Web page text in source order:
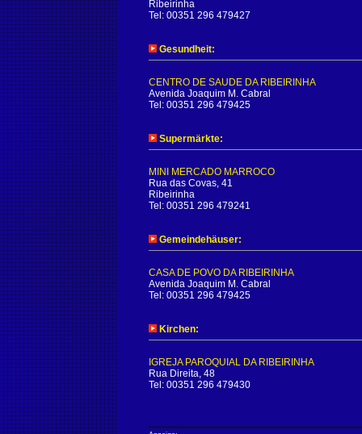
Ribeirinha
Tel: 00351 296 479427
Gesundheit:
CENTRO DE SAUDE DA RIBEIRINHA
Avenida Joaquim M. Cabral
Tel: 00351 296 479425
Supermärkte:
MINI MERCADO MARROCO
Rua das Covas, 41
Ribeirinha
Tel: 00351 296 479241
Gemeindehäuser:
CASA DE POVO DA RIBEIRINHA
Avenida Joaquim M. Cabral
Tel: 00351 296 479425
Kirchen:
IGREJA PAROQUIAL DA RIBEIRINHA
Rua Direita, 48
Tel: 00351 296 479430